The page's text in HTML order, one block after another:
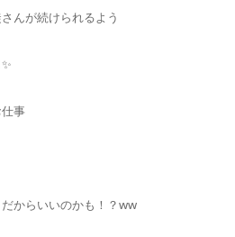
んが続けられるよう
事
からいいのかも！？ww